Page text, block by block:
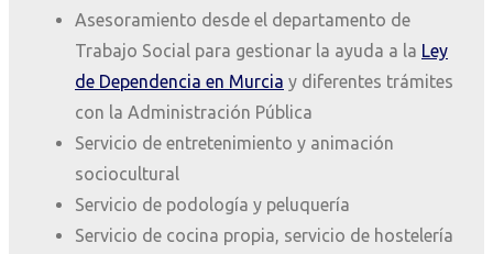
Asesoramiento desde el departamento de
Trabajo Social para gestionar la ayuda a la Ley
de Dependencia en Murcia y diferentes trámites
con la Administración Pública
Servicio de entretenimiento y animación
sociocultural
Servicio de podología y peluquería
Servicio de cocina propia, servicio de hostelería